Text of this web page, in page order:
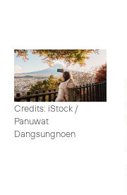
Credits: iStock /
Panuwat
Dangsungnoen